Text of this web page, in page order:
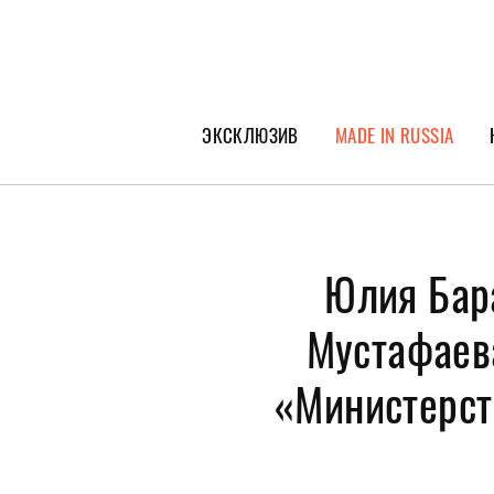
ЭКСКЛЮЗИВ
ГЕРОИ PEOPLETALK
ПОКОЛЕНИЕ
MADE IN RUSSIA
Юлия